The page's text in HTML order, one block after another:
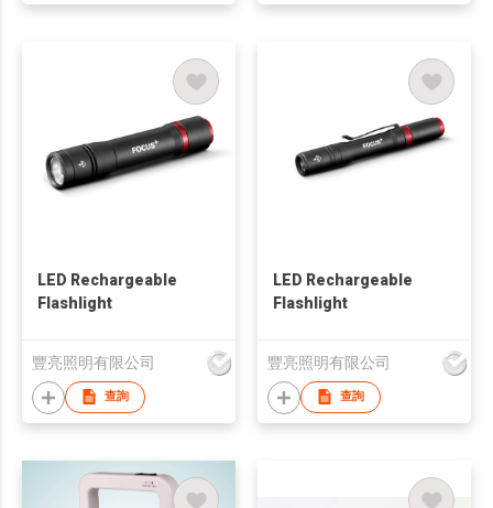
LED Rechargeable
Flashlight
豐亮照明有限公司
查詢
LED Rechargeable
Flashlight
豐亮照明有限公司
查詢